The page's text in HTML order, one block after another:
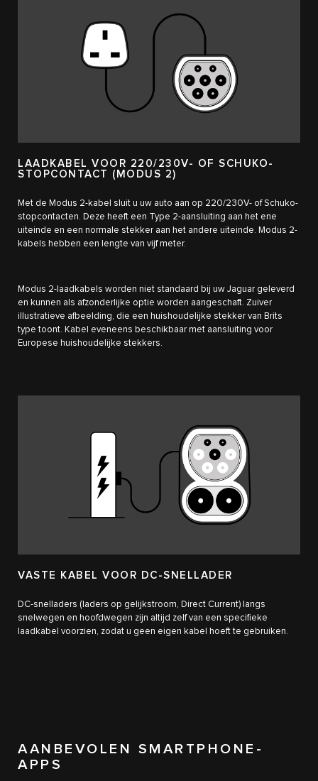
LAADKABEL VOOR 220/230V- OF SCHUKO-
STOPCONTACT (MODUS 2)
Met de Modus 2-kabel sluit u uw auto aan op 220/230V- of Schuko-
stopcontacten. Deze heeft een Type 2-aansluiting aan het ene
uiteinde en een normale stekker aan het andere uiteinde. Modus 2-
kabels hebben een lengte van vijf meter.
Modus 2-laadkabels worden niet standaard bij uw Jaguar geleverd
en kunnen als afzonderlijke optie worden aangeschaft. Zuiver
illustratieve afbeelding, die een huishoudelijke stekker van Brits
type toont. Kabel eveneens beschikbaar met aansluiting voor
Europese huishoudelijke stekkers.
VASTE KABEL VOOR DC-SNELLADER
DC-snelladers (laders op gelijkstroom, Direct Current) langs
snelwegen en hoofdwegen zijn altijd zelf van een specifieke
laadkabel voorzien, zodat u geen eigen kabel hoeft te gebruiken.
AANBEVOLEN SMARTPHONE-
APPS